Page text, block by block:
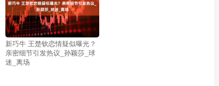
新巧牛 王楚钦恋情疑似曝光？
亲密细节引发热议_孙颖莎_球
迷_离场